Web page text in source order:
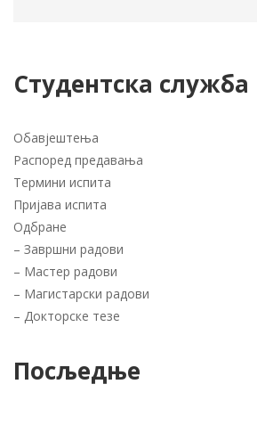
Студентска служба
Обавјештења
Распоред предавања
Термини испита
Пријава испита
Одбране
– Завршни радови
– Мастер радови
– Магистарски радови
– Докторске тезе
Посљедње